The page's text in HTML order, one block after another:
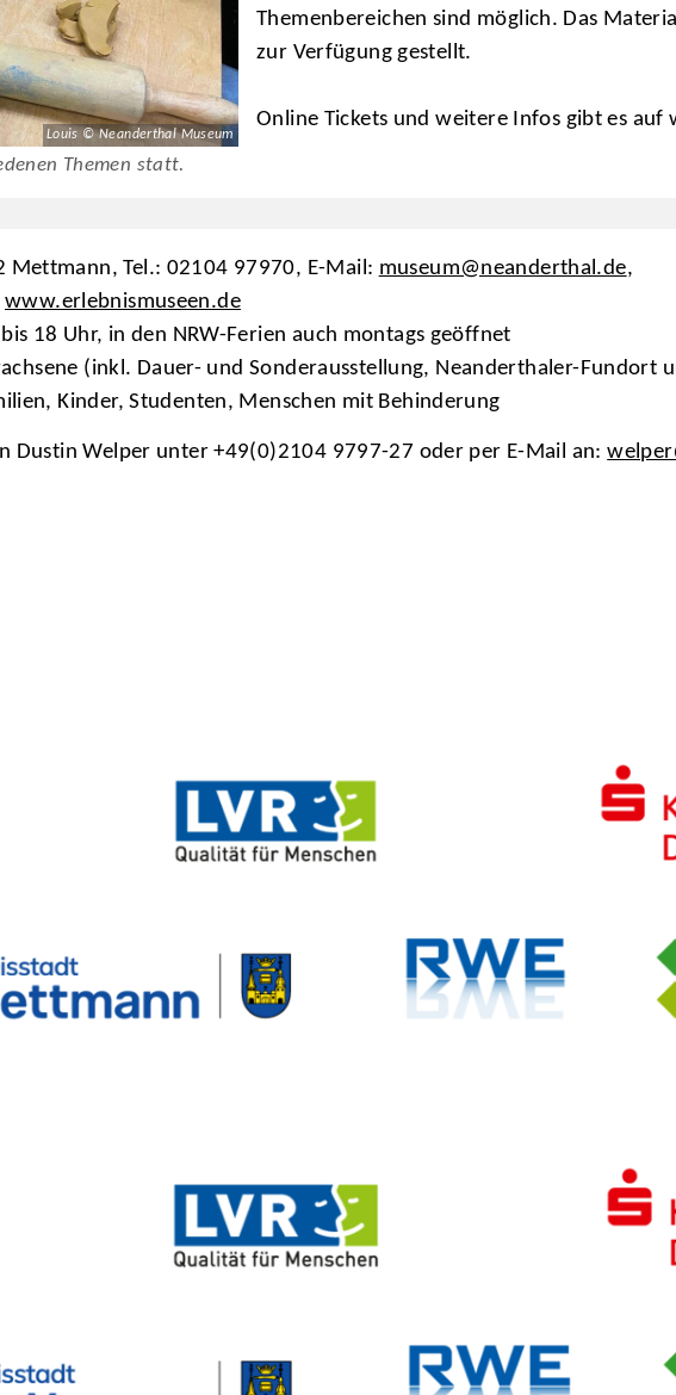
Louis © Neanderthal Museum
Themen statt.
Themenbereichen sind möglich. Das
zur Verfügung gestellt.
Online Tickets und weitere Infos gibt es
Mettmann, Tel.: 02104 97970, E-Mail: museum@neanderthal.de,
www.erlebnismuseen.de
18 Uhr, in den NRW-Ferien auch montags geöffnet
(inkl. Dauer- und Sonderausstellung, Neanderthaler-Fundort
Kinder, Studenten, Menschen mit Behinderung
Dustin Welper unter +49(0)2104 9797-27 oder per E-Mail an: